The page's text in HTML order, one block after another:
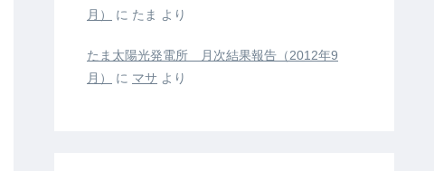
月）
に たま より
たま太陽光発電所 月次結果報告（2012年9
月）
に マサ より